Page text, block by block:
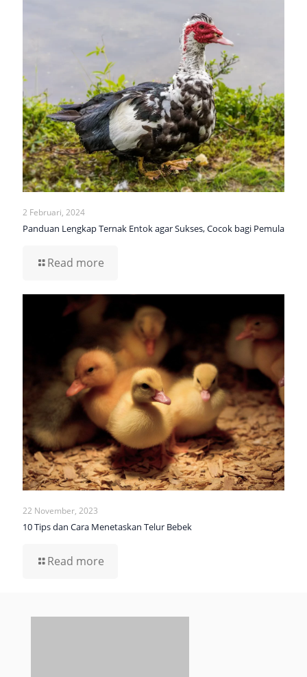
2 Februari, 2024
Panduan Lengkap Ternak Entok agar Sukses, Cocok bagi Pemula
Read more
22 November, 2023
10 Tips dan Cara Menetaskan Telur Bebek
Read more